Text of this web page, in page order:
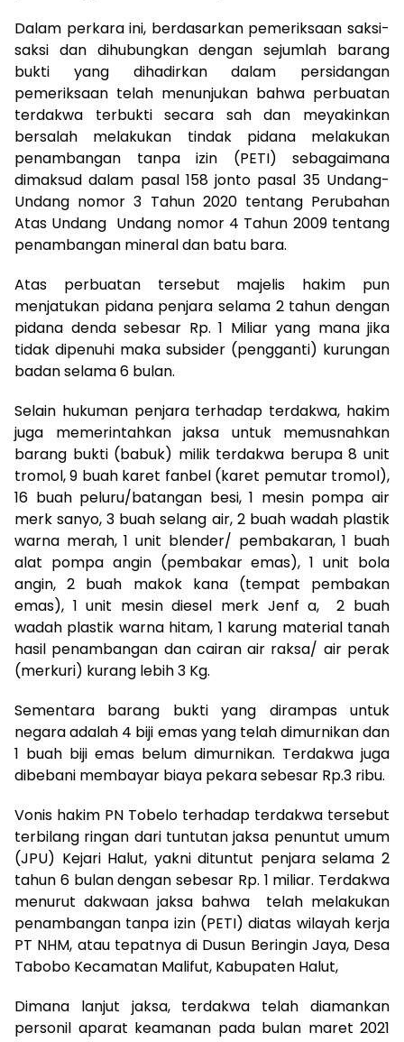
Dalam perkara ini, berdasarkan pemeriksaan saksi-
saksi dan dihubungkan dengan sejumlah barang
bukti yang dihadirkan dalam persidangan
pemeriksaan telah menunjukan bahwa perbuatan
terdakwa terbukti secara sah dan meyakinkan
bersalah melakukan tindak pidana melakukan
penambangan tanpa izin (PETI) sebagaimana
dimaksud dalam pasal 158 jonto pasal 35 Undang-
Undang nomor 3 Tahun 2020 tentang Perubahan
Atas Undang Undang nomor 4 Tahun 2009 tentang
penambangan mineral dan batu bara.
Atas perbuatan tersebut majelis hakim pun
menjatukan pidana penjara selama 2 tahun dengan
pidana denda sebesar Rp. 1 Miliar yang mana jika
tidak dipenuhi maka subsider (pengganti) kurungan
badan selama 6 bulan.
Selain hukuman penjara terhadap terdakwa, hakim
juga memerintahkan jaksa untuk memusnahkan
barang bukti (babuk) milik terdakwa berupa 8 unit
tromol, 9 buah karet fanbel (karet pemutar tromol),
16 buah peluru/batangan besi, 1 mesin pompa air
merk sanyo, 3 buah selang air, 2 buah wadah plastik
warna merah, 1 unit blender/ pembakaran, 1 buah
alat pompa angin (pembakar emas), 1 unit bola
angin, 2 buah makok kana (tempat pembakan
emas), 1 unit mesin diesel merk Jenf a, 2 buah
wadah plastik warna hitam, 1 karung material tanah
hasil penambangan dan cairan air raksa/ air perak
(merkuri) kurang lebih 3 Kg.
Sementara barang bukti yang dirampas untuk
negara adalah 4 biji emas yang telah dimurnikan dan
1 buah biji emas belum dimurnikan. Terdakwa juga
dibebani membayar biaya pekara sebesar Rp.3 ribu.
Vonis hakim PN Tobelo terhadap terdakwa tersebut
terbilang ringan dari tuntutan jaksa penuntut umum
(JPU) Kejari Halut, yakni dituntut penjara selama 2
tahun 6 bulan dengan sebesar Rp. 1 miliar. Terdakwa
menurut dakwaan jaksa bahwa telah melakukan
penambangan tanpa izin (PETI) diatas wilayah kerja
PT NHM, atau tepatnya di Dusun Beringin Jaya, Desa
Tabobo Kecamatan Malifut, Kabupaten Halut,
Dimana lanjut jaksa, terdakwa telah diamankan
personil aparat keamanan pada bulan maret 2021